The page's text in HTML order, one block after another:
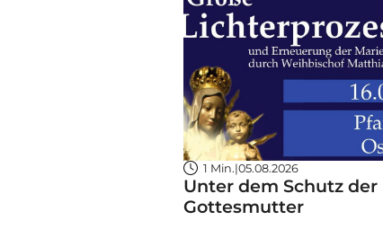
1 Min.|05.08.2026
Unter dem Schutz der
Gottesmutter